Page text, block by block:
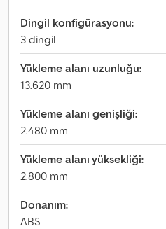
Dingil konfigürasyonu:
3 dingil
Yükleme alanı uzunluğu:
13.620 mm
Yükleme alanı genişliği:
2.480 mm
Yükleme alanı yüksekliği:
2.800 mm
Donanım:
ABS